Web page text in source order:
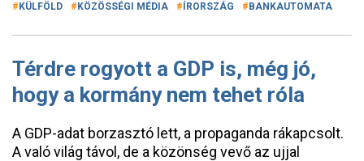
KÜLFÖLD KÖZÖSSÉGI MÉDIA ÍRORSZÁG BANKAUTOMATA
Térdre rogyott a GDP is, még jó,
hogy a kormány nem tehet róla
A GDP-adat borzasztó lett, a propaganda rákapcsolt.
A való világ távol, de a közönség vevő az ujjal